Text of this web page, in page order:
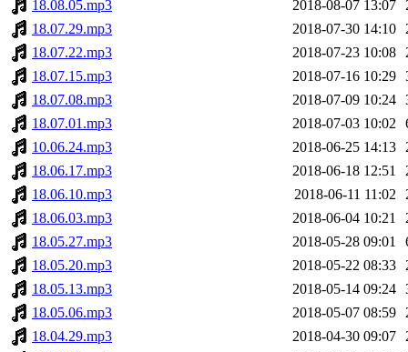
18.08.05.mp3 2018-08-07 13:07
18.07.29.mp3
2018-07-30 14:10
18.07.22.mp3
2018-07-23 10:08
18.07.15.mp3
2018-07-16 10:29
18.07.08.mp3
2018-07-09 10:24
18.07.01.mp3
2018-07-03 10:02
10.06.24.mp3
2018-06-25 14:13
18.06.17.mp3
2018-06-18 12:51
18.06.10.mp3
2018-06-11 11:02
18.06.03.mp3
2018-06-04 10:21
18.05.27.mp3
2018-05-28 09:01
18.05.20.mp3
2018-05-22 08:33
18.05.13.mp3
2018-05-14 09:24
18.05.06.mp3
2018-05-07 08:59
18.04.29.mp3
2018-04-30 09:07